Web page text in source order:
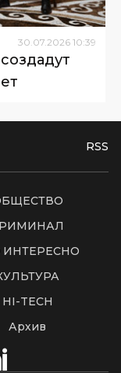
30 07 2026 10:39
RSS
ИНТЕРЕСНО
HI-TECH
Архив